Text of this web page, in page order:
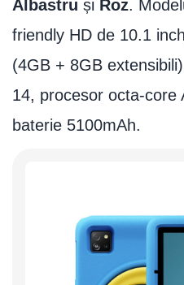
Albastru și Roz.
friendly HD de 10.1
(4GB + 8GB
14, procesor octa-core
baterie 5100mAh.